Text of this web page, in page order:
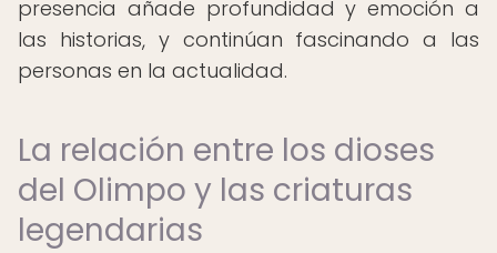
presencia añade profundidad y emoción a
las historias, y continúan fascinando a las
personas en la actualidad.
La relación entre los dioses
del Olimpo y las criaturas
legendarias